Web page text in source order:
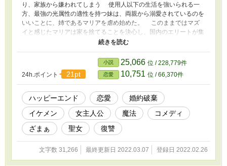
り、家族から嫌われてしまう 使用人以下の生活を強いられる一
方、最強の光属性の適性を持つ妹は、両親から溺愛されているのを
いいことに、姉であるマリアを虐め始めた。 このままではマズ
イと感じたマリアは家を捨てることを決心し、国内のエリートが集
まる王立魔法学園を受験する。 入学試験の中で闇の聖女だと馬
不幸のどん底にいた彼女が価値を認められ、ハッピーエンドを迎え
るまでのお話である。
24h.ポイント
21pt
小説 25,066 位 / 228,779件
恋愛 10,751 位 / 66,370件
ハッピーエンド 恋愛
婚約破棄
イケメン
女主人公 魔法
コメディ
ざまぁ
聖女 復讐
文字数 31,266 最終更新日 2022.03.07 登録日 2022.02.26